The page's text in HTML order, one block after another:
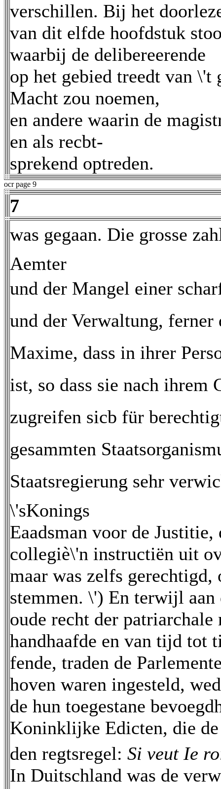
verschillen. Bij het
van dit elfde hoofdstuk
waarbij de delibereerende
op het gebied treedt van \'t
Macht zou noemen,
en andere waarin de
en als recbt-
sprekend optreden.
ocr page 9
7
was gegaan. Die grosse
Aemter
und der Mangel einer
und der Verwaltung,
Maxime, dass in ihrer
ist, so dass sie nach
zugreifen sicb für
gesammten
Staatsregierung sehr
\'sKonings
Eaadsman voor de
collegiè\'n instructiën uit
maar was zelfs
stemmen. \') En terwijl aan
oude recht der
handhaafde en van tijd tot
fende, traden de
hoven waren ingesteld,
de hun toegestane
Koninklijke Edicten, die
den regtsregel: Si veut Ie
In Duitschland was de